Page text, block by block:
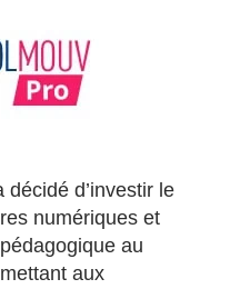
d’investir le
numériques et
au
aux